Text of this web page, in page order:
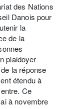
des Nations
Danois pour
la
de la
plaidoyer
la réponse
étendu à
Ce
à novembre